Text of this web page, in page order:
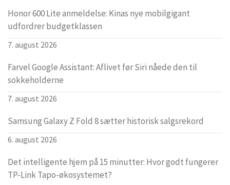
Honor 600 Lite anmeldelse: Kinas nye mobilgigant
udfordrer budgetklassen
7. august 2026
Farvel Google Assistant: Aflivet før Siri nåede den til
sokkeholderne
7. august 2026
Samsung Galaxy Z Fold 8 sætter historisk salgsrekord
6. august 2026
Det intelligente hjem på 15 minutter: Hvor godt fungerer
TP-Link Tapo-økosystemet?